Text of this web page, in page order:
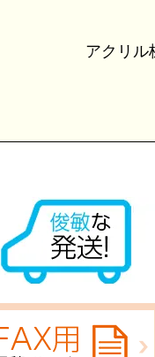
アクリル